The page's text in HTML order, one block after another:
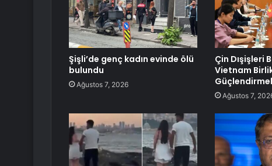
Şişli’de genç kadın evinde ölü
bulundu
Ağustos 7, 2026
Çin Dışişleri
Vietnam
Ağustos 7,